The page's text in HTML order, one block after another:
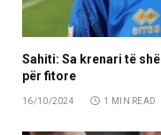
Sahiti: Sa krenari të
për fitore
16/10/2024 1 MIN READ